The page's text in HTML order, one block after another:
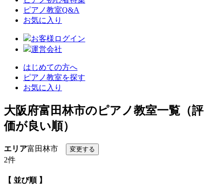
ピアノ教室Q&A
お気に入り
お客様ログイン
運営会社
はじめての方へ
ピアノ教室を探す
お気に入り
大阪府富田林市のピアノ教室一覧（評
価が良い順）
エリア富田林市
2件
【 並び順 】